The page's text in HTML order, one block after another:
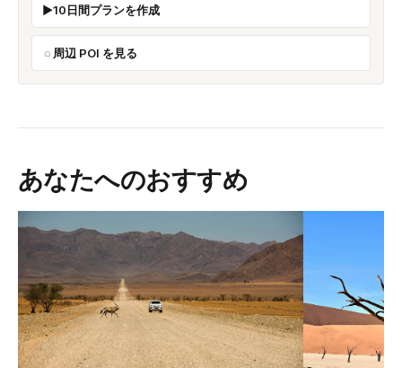
10日間プランを作成
周辺 POI を見る
あなたへのおすすめ